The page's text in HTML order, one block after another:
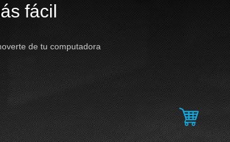
fácil
de tu computadora